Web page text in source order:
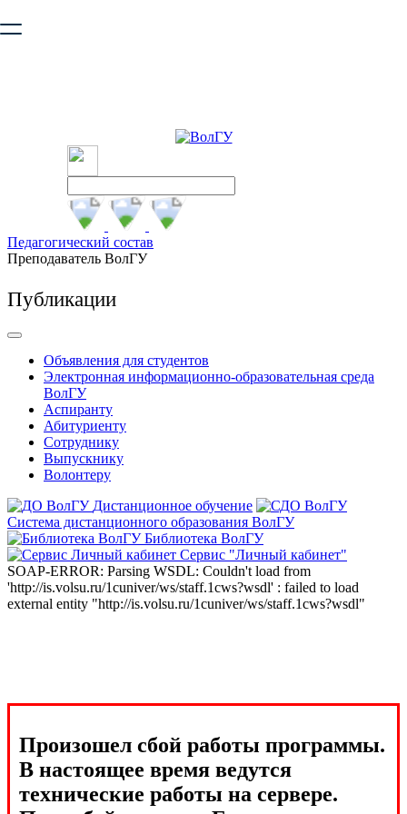
безопасную работу с сайтом. Пожалуйста
Педагогический состав
Преподаватель ВолГУ
Публикации
Объявления для студентов
Электронная информационно-образовательная среда
ВолГУ
Аспиранту
Абитуриенту
Сотруднику
Выпускнику
Волонтеру
Дистанционное обучение
Система дистанционного образования ВолГУ
Библиотека ВолГУ
Сервис "Личный кабинет"
SOAP-ERROR: Parsing WSDL: Couldn't load from
'http://is.volsu.ru/1cuniver/ws/staff.1cws?wsdl' : failed to load
external entity "http://is.volsu.ru/1cuniver/ws/staff.1cws?wsdl"
Произошел сбой работы программы.
В настоящее время ведутся
технические работы на сервере.